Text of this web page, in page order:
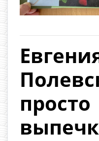
просто